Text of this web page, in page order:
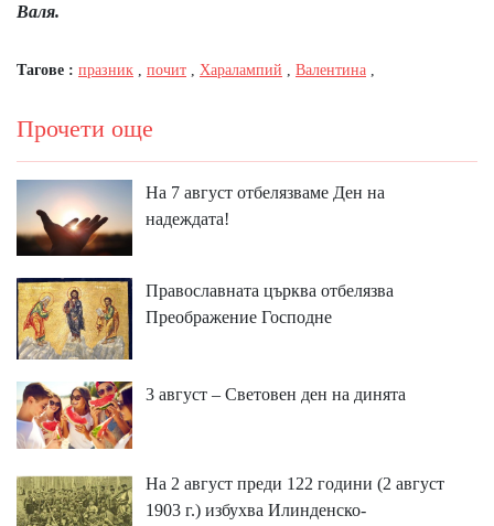
Валя.
Тагове : празник почит Харалампий Валентина
Прочети още
На 7 август отбелязваме Ден на
надеждата!
Православната църква отбелязва
Преображение Господне
3 август – Световен ден на динята
На 2 август преди 122 години (2 август
1903 г.) избухва Илинденско-